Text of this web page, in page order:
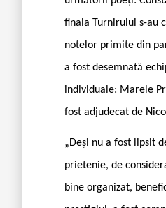
finala Turnirului s-au
notelor primite din
a fost desemnată
individuale: Marele
fost adjudecat de
„Deși nu a fost lipsit
prietenie, de
bine organizat,